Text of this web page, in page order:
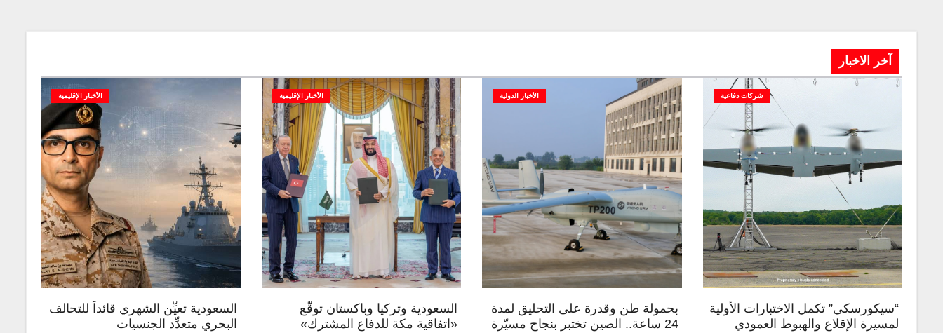
آخر الاخبار
شركات دفاعية
“سيكورسكي” تكمل الاختبارات الأولية
لمسيرة الإقلاع والهبوط العمودي
الأخبار الدولية
بحمولة طن وقدرة على التحليق لمدة
24 ساعة.. الصين تختبر بنجاح مسيّرة
الأخبار الإقليمية
السعودية وتركيا وباكستان توقّع
«اتفاقية مكة للدفاع المشترك»
الأخبار الإقليمية
السعودية تعيِّن الشهري قائداً للتحالف
البحري متعدِّد الجنسيات